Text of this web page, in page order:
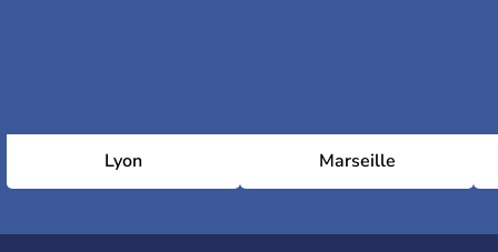
Lyon Marseille